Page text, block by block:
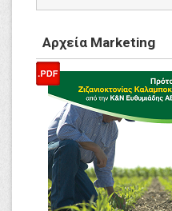
Αρχεία Marketing